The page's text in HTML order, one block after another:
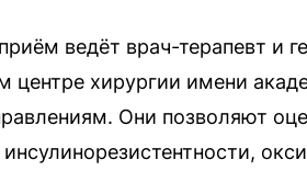
ведёт врач-терапевт и
хирургии имени
Они позволяют